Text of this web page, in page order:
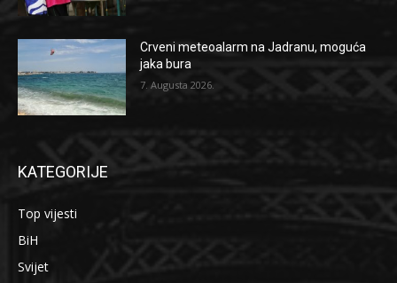
Crveni meteoalarm na Jadranu, moguća
jaka bura
7. Augusta 2026.
KATEGORIJE
Top vijesti
BiH
Svijet